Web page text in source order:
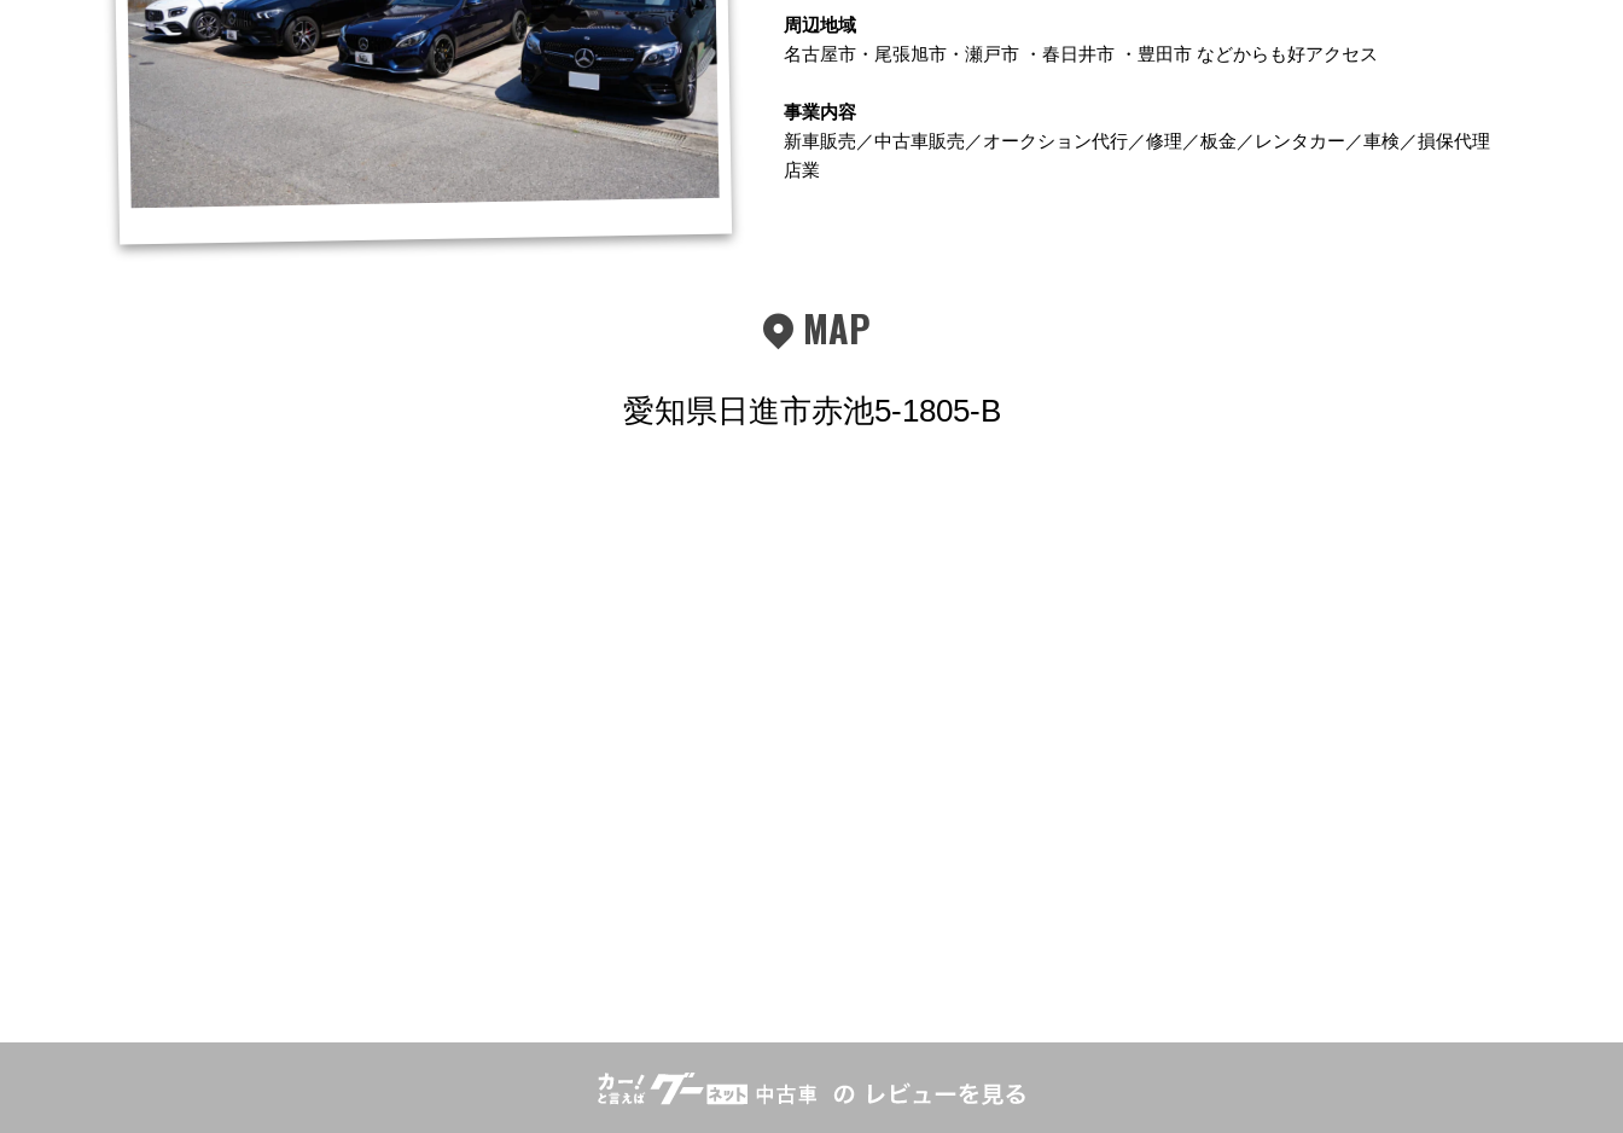
周辺地域
名古屋市・ 尾張旭市・ 瀬戸市・ 春日井市・ 豊田市などからも好アクセス
事業内容
新車販売／中古車販売／オークション代行／修理／板金／レンタカー／車検／損保代理
店業
MAP
愛知県日進市赤池5-1805-B